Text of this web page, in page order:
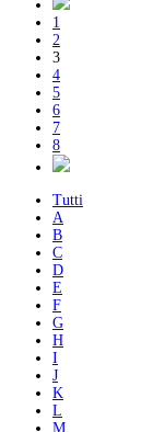
1
2
3
4
5
6
7
8
Tutti
A
B
C
D
E
F
G
H
I
J
K
L
M